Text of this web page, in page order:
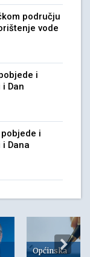
području
vode
i
Dan
i
Dana
Općinska